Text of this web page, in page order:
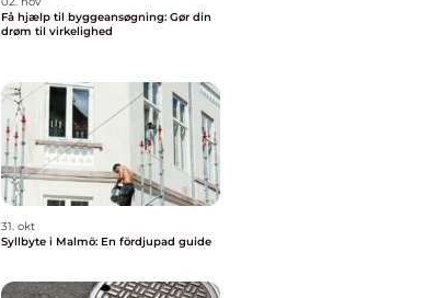
Få hjælp til byggeansøgning: Gør din
drøm til virkelighed
31. okt
Syllbyte i Malmö: En fördjupad guide